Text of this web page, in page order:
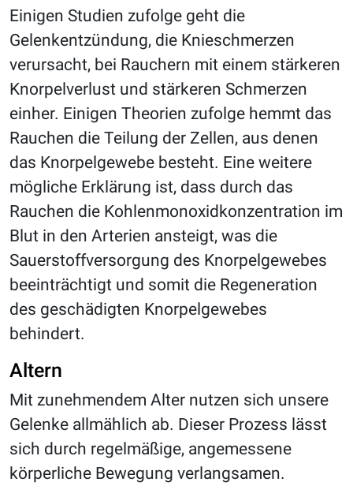
Einigen Studien zufolge geht die
Gelenkentzündung, die Knieschmerzen
verursacht, bei Rauchern mit einem stärkeren
Knorpelverlust und stärkeren Schmerzen
einher. Einigen Theorien zufolge hemmt das
Rauchen die Teilung der Zellen, aus denen
das Knorpelgewebe besteht. Eine weitere
mögliche Erklärung ist, dass durch das
Rauchen die Kohlenmonoxidkonzentration im
Blut in den Arterien ansteigt, was die
Sauerstoffversorgung des Knorpelgewebes
beeinträchtigt und somit die Regeneration
des geschädigten Knorpelgewebes
behindert.
Altern
Mit zunehmendem Alter nutzen sich unsere
Gelenke allmählich ab. Dieser Prozess lässt
sich durch regelmäßige, angemessene
körperliche Bewegung verlangsamen.